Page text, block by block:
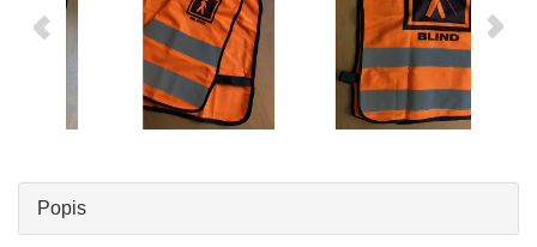
Popis